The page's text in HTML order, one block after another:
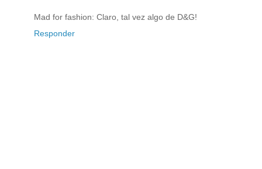
Mad for fashion: Claro, tal vez algo de D&G!
Responder